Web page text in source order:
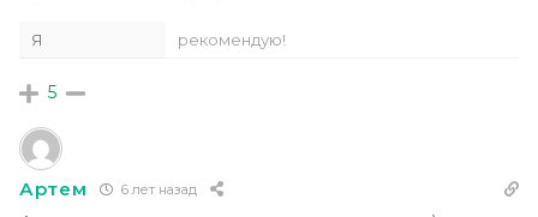
Я рекомендую!
5
Артем 6 лет назад